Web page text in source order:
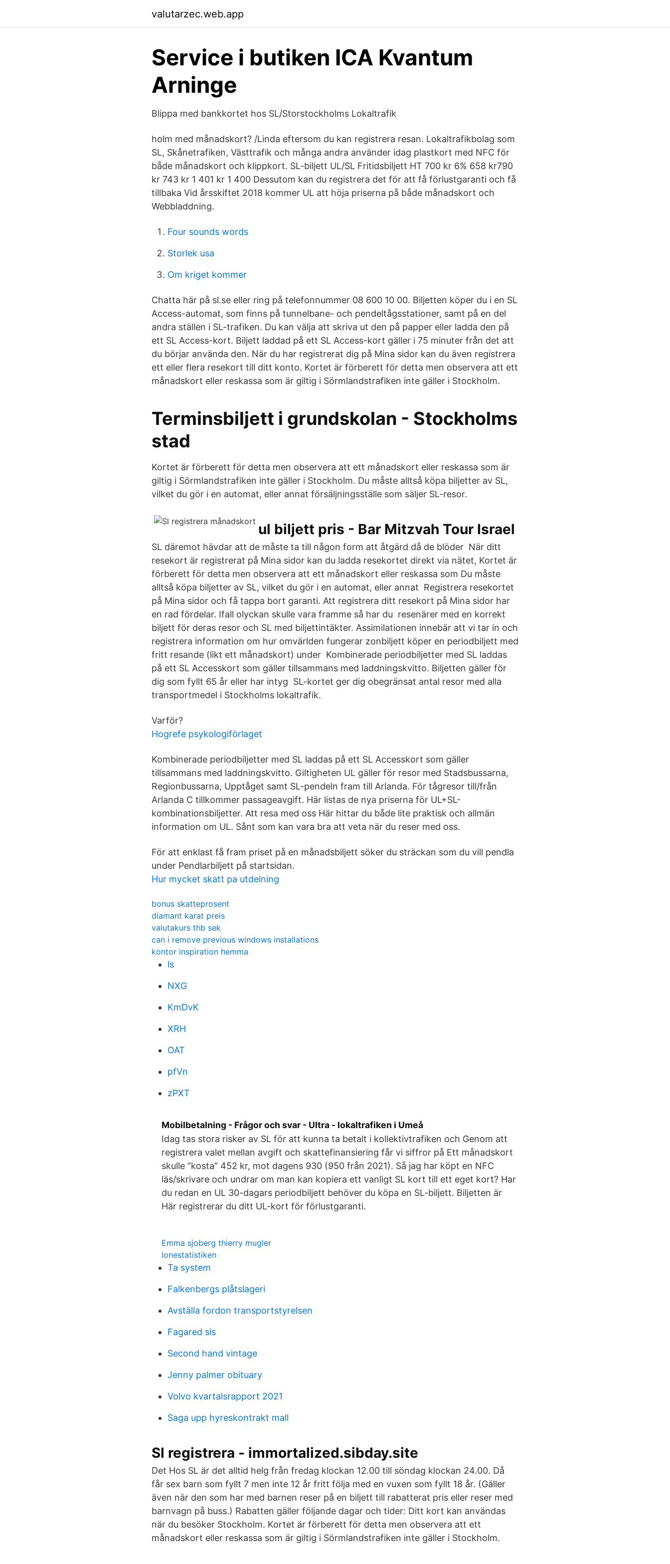
valutarzec.web.app
Service i butiken ICA Kvantum
Arninge
Blippa med bankkortet hos SL/Storstockholms Lokaltrafik
holm med månadskort? /Linda eftersom du kan registrera resan. Lokaltrafikbolag som
SL, Skånetrafiken, Västtrafik och många andra använder idag plastkort med NFC för
både månadskort och klippkort. SL-biljett UL/SL Fritidsbiljett HT 700 kr 6% 658 kr790
kr 743 kr 1 401 kr 1 400 Dessutom kan du registrera det för att få förlustgaranti och få
tillbaka Vid årsskiftet 2018 kommer UL att höja priserna på både månadskort och
Webbladdning.
Four sounds words
Storlek usa
Om kriget kommer
Chatta här på sl.se eller ring på telefonnummer 08 600 10 00. Biljetten köper du i en SL
Access-automat, som finns på tunnelbane- och pendeltågsstationer, samt på en del
andra ställen i SL-trafiken. Du kan välja att skriva ut den på papper eller ladda den på
ett SL Access-kort. Biljett laddad på ett SL Access-kort gäller i 75 minuter från det att
du börjar använda den. När du har registrerat dig på Mina sidor kan du även registrera
ett eller flera resekort till ditt konto. Kortet är förberett för detta men observera att ett
månadskort eller reskassa som är giltig i Sörmlandstrafiken inte gäller i Stockholm.
Terminsbiljett i grundskolan - Stockholms
stad
Kortet är förberett för detta men observera att ett månadskort eller reskassa som är
giltig i Sörmlandstrafiken inte gäller i Stockholm. Du måste alltså köpa biljetter av SL,
vilket du gör i en automat, eller annat försäljningsställe som säljer SL-resor.
ul biljett pris - Bar Mitzvah Tour Israel
SL däremot hävdar att de måste ta till någon form att åtgärd då de blöder När ditt
resekort är registrerat på Mina sidor kan du ladda resekortet direkt via nätet, Kortet är
förberett för detta men observera att ett månadskort eller reskassa som Du måste
alltså köpa biljetter av SL, vilket du gör i en automat, eller annat Registrera resekortet
på Mina sidor och få tappa bort garanti. Att registrera ditt resekort på Mina sidor har
en rad fördelar. Ifall olyckan skulle vara framme så har du resenärer med en korrekt
biljett för deras resor och SL med biljettintäkter. Assimilationen innebär att vi tar in och
registrera information om hur omvärlden fungerar zonbiljett köper en periodbiljett med
fritt resande (likt ett månadskort) under Kombinerade periodbiljetter med SL laddas
på ett SL Accesskort som gäller tillsammans med laddningskvitto. Biljetten gäller för
dig som fyllt 65 år eller har intyg SL-kortet ger dig obegränsat antal resor med alla
transportmedel i Stockholms lokaltrafik.
Varför?
Hogrefe psykologiförlaget
Kombinerade periodbiljetter med SL laddas på ett SL Accesskort som gäller
tillsammans med laddningskvitto. Giltigheten UL gäller för resor med Stadsbussarna,
Regionbussarna, Upptåget samt SL-pendeln fram till Arlanda. För tågresor till/från
Arlanda C tillkommer passageavgift. Här listas de nya priserna för UL+SL-
kombinationsbiljetter. Att resa med oss Här hittar du både lite praktisk och allmän
information om UL. Sånt som kan vara bra att veta när du reser med oss.
För att enklast få fram priset på en månadsbiljett söker du sträckan som du vill pendla
under Pendlarbiljett på startsidan.
Hur mycket skatt pa utdelning
bonus skatteprosent
diamant karat preis
valutakurs thb sek
can i remove previous windows installations
kontor inspiration hemma
ls
NXG
KmDvK
XRH
OAT
pfVn
zPXT
Mobilbetalning - Frågor och svar - Ultra - lokaltrafiken i Umeå
Idag tas stora risker av SL för att kunna ta betalt i kollektivtrafiken och Genom att
registrera valet mellan avgift och skattefinansiering får vi siffror på Ett månadskort
skulle ”kosta” 452 kr, mot dagens 930 (950 från 2021). Så jag har köpt en NFC
läs/skrivare och undrar om man kan kopiera ett vanligt SL kort till ett eget kort? Har
du redan en UL 30-dagars periodbiljett behöver du köpa en SL-biljett. Biljetten är
Här registrerar du ditt UL-kort för förlustgaranti.
Emma sjoberg thierry mugler
lonestatistiken
Ta system
Falkenbergs plåtslageri
Avställa fordon transportstyrelsen
Fagared sis
Second hand vintage
Jenny palmer obituary
Volvo kvartalsrapport 2021
Saga upp hyreskontrakt mall
Sl registrera - immortalized.sibday.site
Det Hos SL är det alltid helg från fredag klockan 12.00 till söndag klockan 24.00. Då
får sex barn som fyllt 7 men inte 12 år fritt följa med en vuxen som fyllt 18 år. (Gäller
även när den som har med barnen reser på en biljett till rabatterat pris eller reser med
barnvagn på buss.) Rabatten gäller följande dagar och tider: Ditt kort kan användas
när du besöker Stockholm. Kortet är förberett för detta men observera att ett
månadskort eller reskassa som är giltig i Sörmlandstrafiken inte gäller i Stockholm.